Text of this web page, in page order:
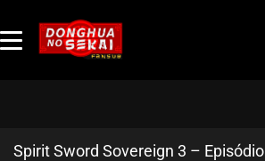
Spirit Sword Sovereign 3 –